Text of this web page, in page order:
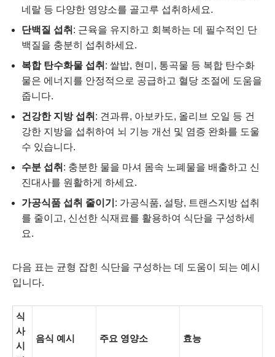
네랄 등 다양한 영양소를 골고루 섭취하세요.
단백질 섭취 : 근육을 유지하고 회복하는 데 필수적인 단
백질을 충분히 섭취하세요.
복합 탄수화물 섭취 : 쌀밥, 현미, 통곡물 등 복합 탄수화
물은 에너지를 안정적으로 공급하고 혈당 조절에 도움을
줍니다.
건강한 지방 섭취 : 견과류, 아보카도, 올리브 오일 등 건
강한 지방을 섭취하여 뇌 기능 개선 및 염증 완화를 도울
수 있습니다.
수분 섭취 : 충분한 물을 마셔 몸속 노폐물을 배출하고 신
진대사를 원활하게 하세요.
가공식품 섭취 줄이기 : 가공식품, 설탕, 트랜스지방 섭취
를 줄이고, 신선한 식재료를 활용하여 식단을 구성하세
요.
다음 표는 균형 잡힌 식단을 구성하는 데 도움이 되는 예시
입니다.
식
사
시
음식 예시 주요 영양소 효능